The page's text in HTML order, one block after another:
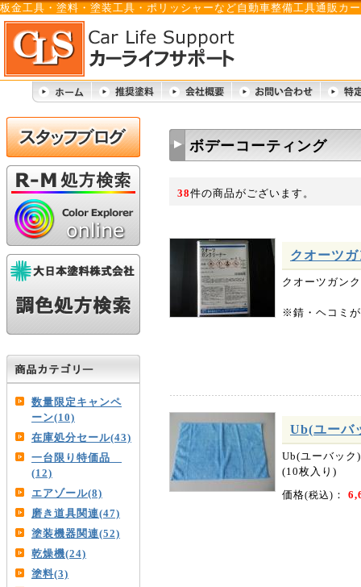
板金工具・塗料・塗装工具・ポリッシャーなど自動車整備工具通販カ
数量限定キャンペ
ーン(10)
在庫処分セール(43)
一台限り特価品
(12)
エアゾール(8)
磨き道具関連(47)
塗装機器関連(52)
乾燥機(24)
塗料(3)
ボデーコーティング
38件の商品がございます。
クオーツ
クオーツガン
※錆・ヘコミ
Ub(ユーバ
Ub(ユーバック
(10枚入り)
価格(税込) ：